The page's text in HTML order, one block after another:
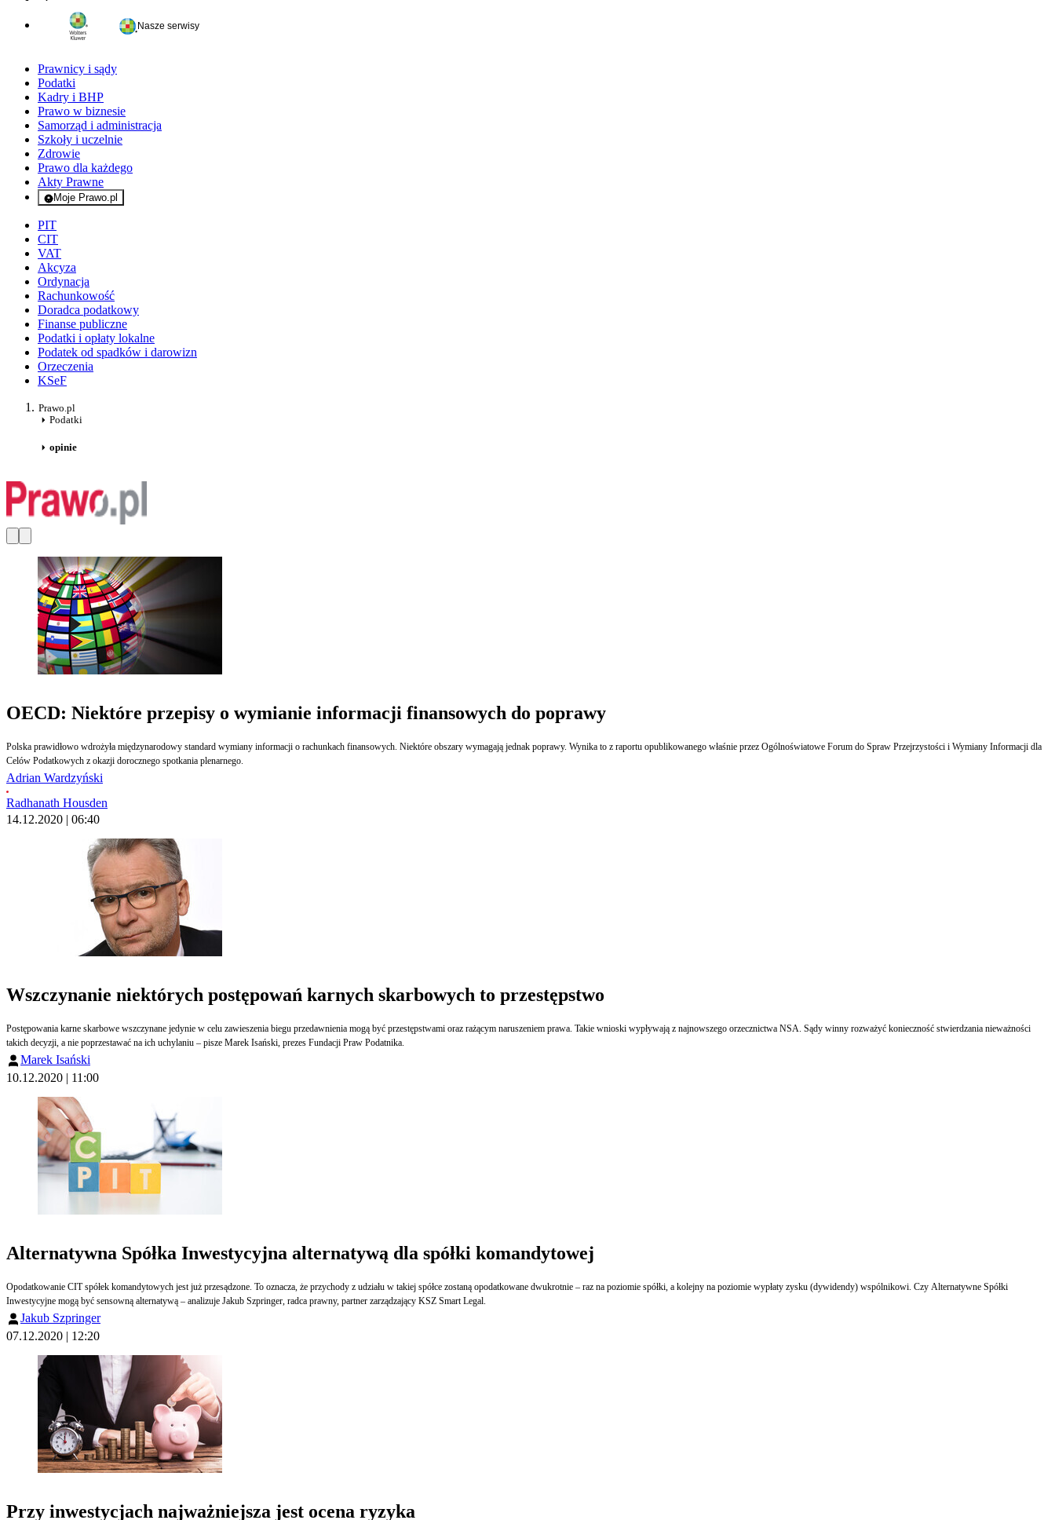
Nasze serwisy
Prawnicy i sądy
Podatki
Kadry i BHP
Prawo w biznesie
Samorząd i administracja
Szkoły i uczelnie
Zdrowie
Prawo dla każdego
Akty Prawne
Moje Prawo.pl
- rejestracja i logowanie do serwisu
PIT
CIT
VAT
Akcyza
Ordynacja
Rachunkowość
Doradca podatkowy
Finanse publiczne
Podatki i opłaty lokalne
Podatek od spadków i darowizn
Orzeczenia
KSeF
Prawo.pl
Podatki
opinie
OECD: Niektóre przepisy o wymianie informacji finansowych do poprawy
Polska prawidłowo wdrożyła międzynarodowy standard wymiany informacji o rachunkach finansowych. Niektóre obszary wymagają jednak poprawy. Wynika to z raportu opublikowanego właśnie przez Ogólnoświatowe Forum do Spraw Przejrzystości i Wymiany Informacji dla
Celów Podatkowych z okazji dorocznego spotkania plenarnego.
Adrian Wardzyński
Radhanath Housden
14.12.2020 | 06:40
Wszczynanie niektórych postępowań karnych skarbowych to przestępstwo
Postępowania karne skarbowe wszczynane jedynie w celu zawieszenia biegu przedawnienia mogą być przestępstwami oraz rażącym naruszeniem prawa. Takie wnioski wypływają z najnowszego orzecznictwa NSA. Sądy winny rozważyć konieczność stwierdzania nieważności
takich decyzji, a nie poprzestawać na ich uchylaniu – pisze Marek Isański, prezes Fundacji Praw Podatnika.
Marek Isański
10.12.2020 | 11:00
Alternatywna Spółka Inwestycyjna alternatywą dla spółki komandytowej
Opodatkowanie CIT spółek komandytowych jest już przesądzone. To oznacza, że przychody z udziału w takiej spółce zostaną opodatkowane dwukrotnie – raz na poziomie spółki, a kolejny na poziomie wypłaty zysku (dywidendy) wspólnikowi. Czy Alternatywne Spółki
Inwestycyjne mogą być sensowną alternatywą – analizuje Jakub Szpringer, radca prawny, partner zarządzający KSZ Smart Legal.
Jakub Szpringer
07.12.2020 | 12:20
Przy inwestycjach najważniejsza jest ocena ryzyka